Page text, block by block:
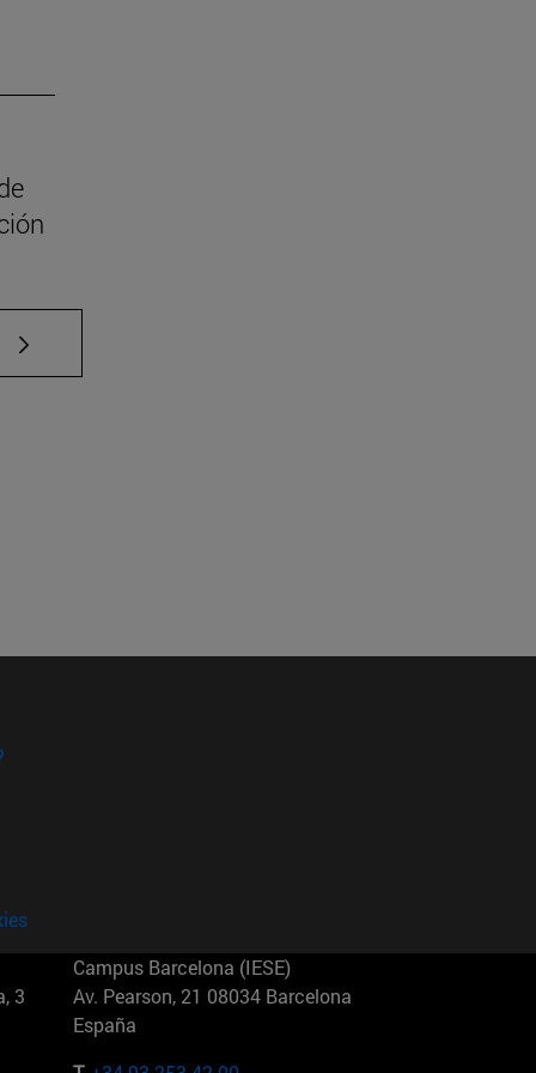
TAB para desplazarse.
3
Campus Barcelona (IESE)
Av. Pearson, 21 08034 Barcelona
España